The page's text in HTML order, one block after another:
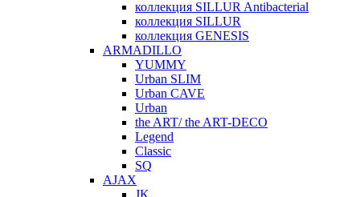
коллекция SILLUR Antibacterial
коллекция SILLUR
коллекция GENESIS
ARMADILLO
YUMMY
Urban SLIM
Urban CAVE
Urban
the ART/ the ART-DECO
Legend
Classic
SQ
AJAX
JK